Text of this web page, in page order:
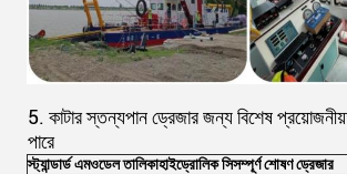
5. কাটার স্তন্যপান ড্রেজার জন্য বিশেষ
পারে
স্ট্যান্ডার্ড এমওডেল তালিকাহাইড্রোলিক সিসম্পূর্ণ শোষণ ড্রেজার